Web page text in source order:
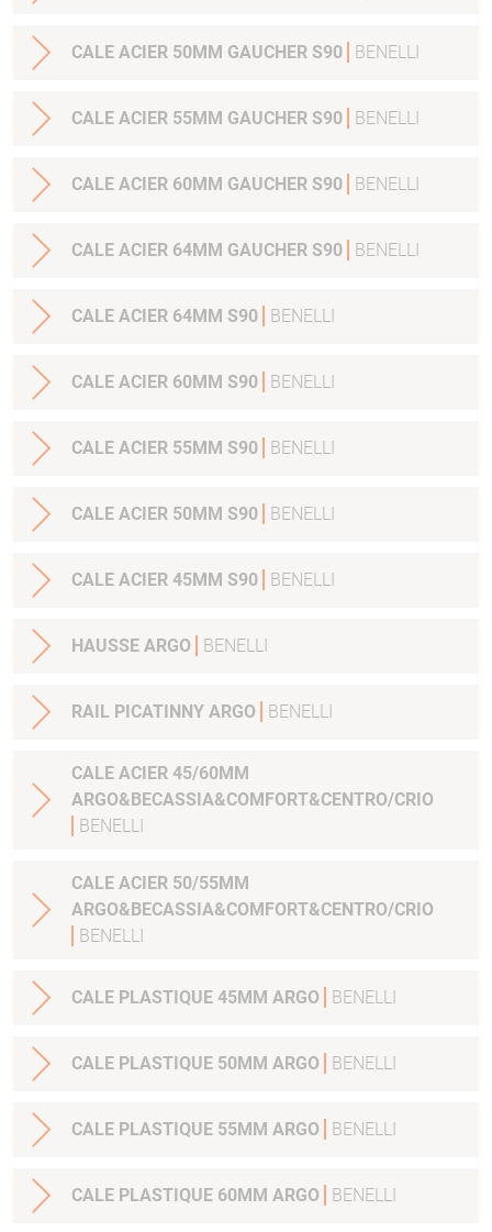
CALE ACIER 50MM GAUCHER S90 BENELLI
CALE ACIER 55MM GAUCHER S90 BENELLI
CALE ACIER 60MM GAUCHER S90 BENELLI
CALE ACIER 64MM GAUCHER S90 BENELLI
CALE ACIER 64MM S90 BENELLI
CALE ACIER 60MM S90 BENELLI
CALE ACIER 55MM S90 BENELLI
CALE ACIER 50MM S90 BENELLI
CALE ACIER 45MM S90 BENELLI
HAUSSE ARGO BENELLI
RAIL PICATINNY ARGO BENELLI
CALE ACIER 45/60MM
ARGO&BECASSIA&COMFORT&CENTRO/CRIO
BENELLI
CALE ACIER 50/55MM
ARGO&BECASSIA&COMFORT&CENTRO/CRIO
BENELLI
CALE PLASTIQUE 45MM ARGO BENELLI
CALE PLASTIQUE 50MM ARGO BENELLI
CALE PLASTIQUE 55MM ARGO BENELLI
CALE PLASTIQUE 60MM ARGO BENELLI